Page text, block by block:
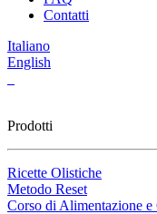
Contatti
Italiano
English
Prodotti
Ricette Olistiche
Metodo Reset
Corso di Alimentazione e